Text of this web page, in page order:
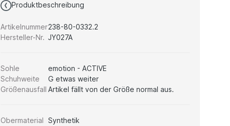
Produktbeschreibung
Artikelnummer238-80-0332.2
Hersteller-Nr. JY027A
Sohle
emotion - ACTIVE
Schuhweite
G etwas weiter
Größenausfall Artikel fällt von der Größe normal aus.
Obermaterial Synthetik